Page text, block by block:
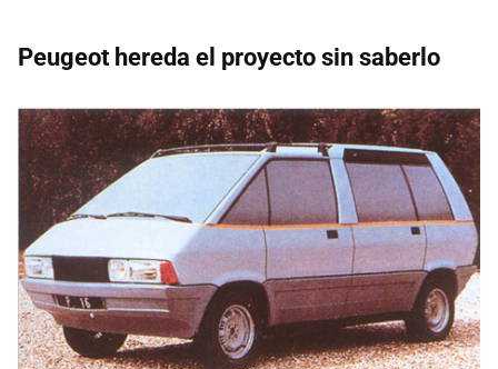
Peugeot hereda el proyecto sin saberlo